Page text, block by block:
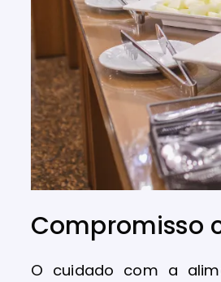
Compromisso
O cuidado com a